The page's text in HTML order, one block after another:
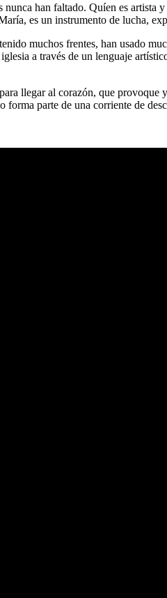
han faltado. Quíen es artista
es un instrumento de lucha,
muchos frentes, han usado
a través de un lenguaje
llegar al corazón, que
parte de una corriente de